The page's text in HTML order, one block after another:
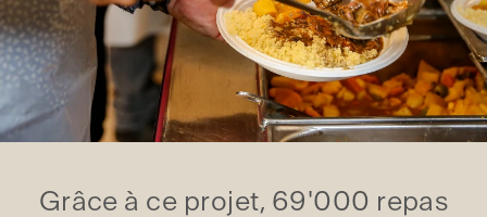
Grâce à ce projet, 69'000 repas